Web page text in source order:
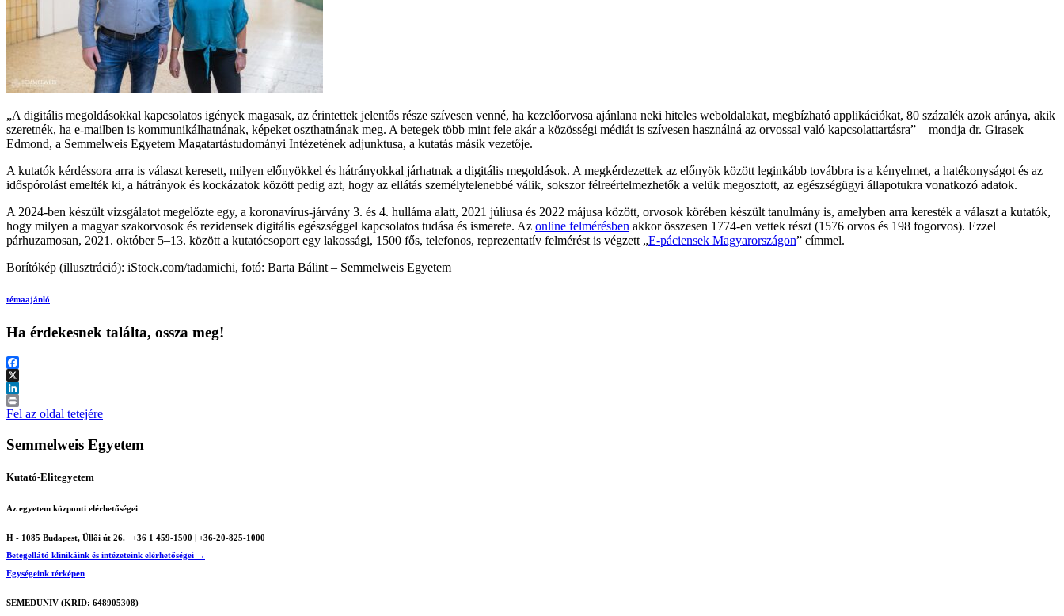
„A digitális megoldásokkal kapcsolatos igények magasak, az érintettek jelentős része szívesen venné, ha kezelőorvosa ajánlana neki hiteles weboldalakat, megbízható applikációkat, 80 százalék azok aránya, akik
szeretnék, ha e-mailben is kommunikálhatnának, képeket oszthatnának meg. A betegek több mint fele akár a közösségi médiát is szívesen használná az orvossal való kapcsolattartásra” – mondja dr. Girasek
Edmond, a Semmelweis Egyetem Magatartástudományi Intézetének adjunktusa, a kutatás másik vezetője.
A kutatók kérdéssora arra is választ keresett, milyen előnyökkel és hátrányokkal járhatnak a digitális megoldások. A megkérdezettek az előnyök között leginkább továbbra is a kényelmet, a hatékonyságot és az
időspórolást emelték ki, a hátrányok és kockázatok között pedig azt, hogy az ellátás személytelenebbé válik, sokszor félreértelmezhetők a velük megosztott, az egészségügyi állapotukra vonatkozó adatok.
A 2024-ben készült vizsgálatot megelőzte egy, a koronavírus-járvány 3. és 4. hulláma alatt, 2021 júliusa és 2022 májusa között, orvosok körében készült tanulmány is, amelyben arra keresték a választ a kutatók,
hogy milyen a magyar szakorvosok és rezidensek digitális egészséggel kapcsolatos tudása és ismerete. Az online felmérésben akkor összesen 1774-en vettek részt (1576 orvos és 198 fogorvos). Ezzel
párhuzamosan, 2021. október 5–13. között a kutatócsoport egy lakossági, 1500 fős, telefonos, reprezentatív felmérést is végzett „E-páciensek Magyarországon” címmel.
Borítókép (illusztráció): iStock.com/tadamichi, fotó: Barta Bálint – Semmelweis Egyetem
témaajánló
Ha érdekesnek találta, ossza meg!
Facebook
X
LinkedIn
Print
Fel az oldal tetejére
Semmelweis Egyetem
Kutató-Elitegyetem
Az egyetem központi elérhetőségei
H - 1085 Budapest, Üllői út 26.
+36 1 459-1500 | +36-20-825-1000
Betegellátó klinikáink és intézeteink elérhetőségei →
Egységeink térképen
SEMEDUNIV (KRID: 648905308)